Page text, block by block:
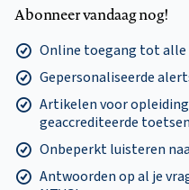
Abonneer vandaag nog!
Online toegang tot
Gepersonaliseerde
Artikelen voor
geaccrediteerde
Onbeperkt luisteren
Antwoorden op al je